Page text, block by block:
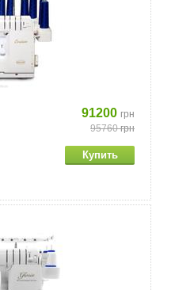
91200 грн
95760грн